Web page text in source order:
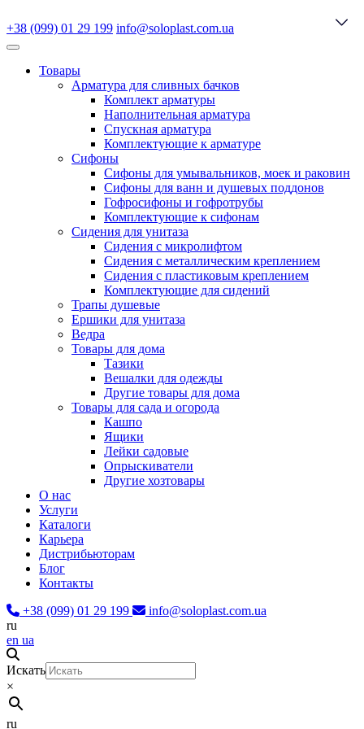
+38 (099) 01 29 199 info@soloplast.com.ua
Товары
Арматура для сливных бачков
Комплект арматуры
Наполнительная арматура
Спускная арматура
Комплектующие к арматуре
Сифоны
Сифоны для умывальников, моек и раковин
Сифоны для ванн и душевых поддонов
Гофросифоны и гофротрубы
Комплектующие к сифонам
Сидения для унитаза
Сидения с микролифтом
Сидения с металлическим креплением
Сидения с пластиковым креплением
Комплектующие для сидений
Трапы душевые
Ершики для унитаза
Ведра
Товары для дома
Тазики
Вешалки для одежды
Другие товары для дома
Товары для сада и огорода
Кашпо
Ящики
Лейки садовые
Опрыскиватели
Другие хозтовары
О нас
Услуги
Каталоги
Карьера
Дистрибьюторам
Блог
Контакты
+38 (099) 01 29 199
info@soloplast.com.ua
ru
en ua
Искать
×
ru